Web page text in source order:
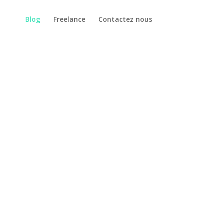
Blog Freelance Contactez nous